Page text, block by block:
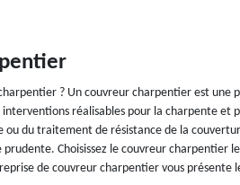
? Un couvreur charpentier est
interventions réalisables pour la charpente
ou du traitement de résistance de la
Choisissez le couvreur charpentier
de couvreur charpentier vous